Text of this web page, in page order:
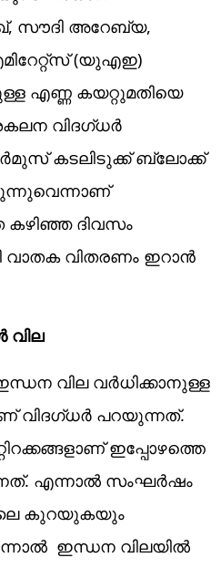
സൗദി അറേബ്യ,
(യുഎഇ)
എണ്ണ കയറ്റുമതിയെ
വിദഗ്ധർ
കടലിടുക്ക് ബ്ലോക്ക്
കഴിഞ്ഞ ദിവസം
വാതക വിതരണം ഇറാൻ
വില
വില വർധിക്കാനുള്ള
വിദഗ്ധർ പറയുന്നത്.
ഇപ്പോഴത്തെ
എന്നാൽ സംഘർഷം
കുറയുകയും
ഇന്ധന വിലയിൽ